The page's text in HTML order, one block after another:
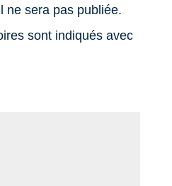
ne sera pas publiée.
sont indiqués avec